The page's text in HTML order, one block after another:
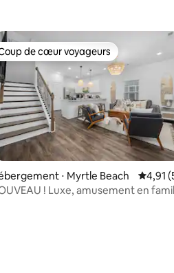
sur la base de 48
de cœur voyageurs
de cœur voyageurs
⋅ Myrtle Beach
4,91
! Luxe, amusement en